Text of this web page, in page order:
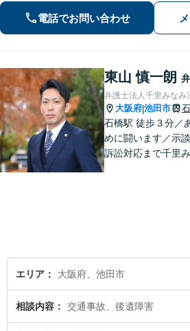
院での受
すい説明
電話でお問い合わせ
東山 慎一朗
弁護士法人千里みなみ
大阪府|池田市
石橋駅 徒歩３分／
めに闘います／示
訴訟対応まで千里み
エリア 大阪府、池田市
相談内容 交通事故、後遺障害